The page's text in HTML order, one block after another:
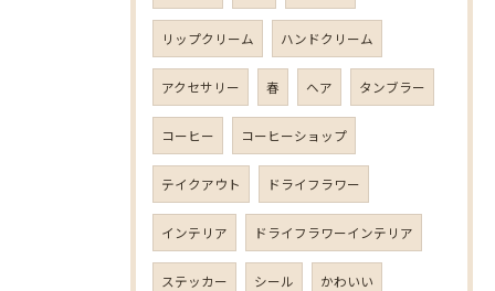
リップクリーム ハンドクリーム
アクセサリー 春 ヘア タンブラー
コーヒー コーヒーショップ
テイクアウト ドライフラワー
インテリア ドライフラワーインテリア
ステッカー シール かわいい